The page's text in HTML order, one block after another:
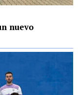
nuevo